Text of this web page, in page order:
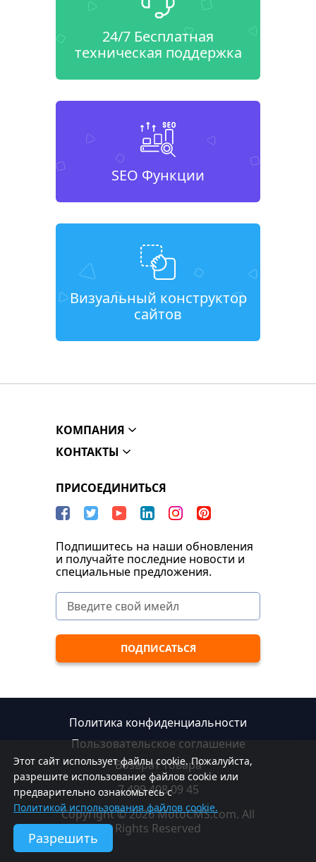
24/7 Бесплатная
техническая поддержка
SEO Функции
Визуальный конструктор
сайтов
Этот сайт использует файлы cookie. Пожалуйста,
разрешите использование файлов cookie или
предварительно ознакомьтесь с
Политикой использования файлов cookie.
Разрешить
КОМПАНИЯ
КОНТАКТЫ
ПРИСОЕДИНИТЬСЯ
Подпишитесь на наши обновления
и получайте последние новости и
специальные предложения.
Политика конфиденциальности
Пользовательское соглашение
Возврат товара
7 499 408 09 45
Copyright © 2026 MotoCMS.com. All
Rights Reserved